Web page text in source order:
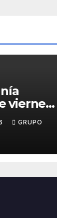
viernes
Las
en una
GRUPO